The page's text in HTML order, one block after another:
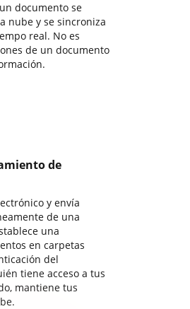
documento se
nube y se sincroniza
real. No es
de un documento
de
y envía
de una
una
en carpetas
del
tiene acceso a tus
mantiene tus